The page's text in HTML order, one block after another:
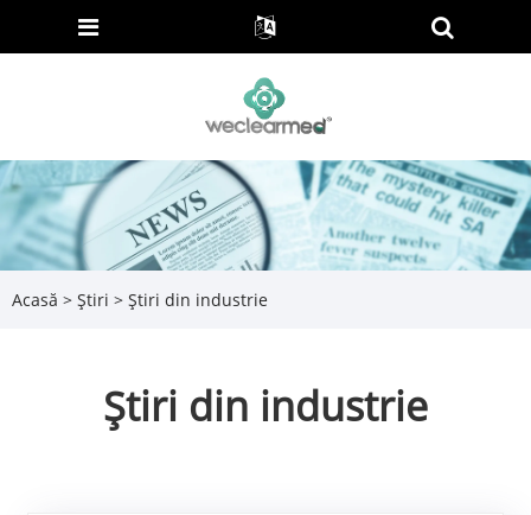
Acasă > Știri > Știri din industrie
Știri din industrie